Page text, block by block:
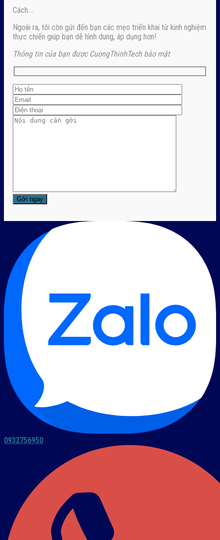
Cách….
Ngoài ra, tôi còn gửi đến bạn các mẹo triển khai từ kinh nghiệm
thực chiến giúp bạn dễ hình dung, áp dụng hơn!
Thông tin của bạn được CuongThinhTech bảo mật
0932756950